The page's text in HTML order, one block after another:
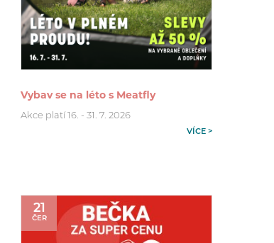
Vybav se na léto s Meatfly
Akce platí 16. - 31. 7. 2026
VÍCE >
21
ČER